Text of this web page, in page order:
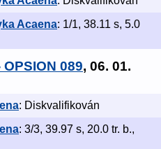
Acaena: 1/1, 38.11 s, 5.0
089, 06. 01.
: Diskvalifikován
: 3/3, 39.97 s, 20.0 tr. b.,